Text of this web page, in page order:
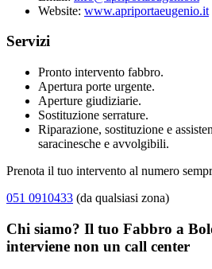
Website: www.apriportaeugenio.it
Servizi
Pronto intervento fabbro.
Apertura porte urgente.
Aperture giudiziarie.
Sostituzione serrature.
Riparazione, sostituzione e
saracinesche e avvolgibili.
Prenota il tuo intervento al numero
051 0910433 (da qualsiasi zona)
Chi siamo? Il tuo Fabbro a
interviene non un call center